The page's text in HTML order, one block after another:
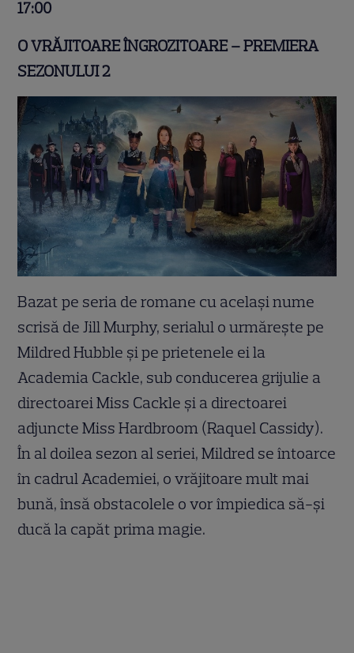
17:00
O VRĂJITOARE ÎNGROZITOARE – PREMIERA
SEZONULUI 2
Bazat pe seria de romane cu același nume
scrisă de Jill Murphy, serialul o urmărește pe
Mildred Hubble și pe prietenele ei la
Academia Cackle, sub conducerea grijulie a
directoarei Miss Cackle și a directoarei
adjuncte Miss Hardbroom (Raquel Cassidy).
În al doilea sezon al seriei, Mildred se întoarce
în cadrul Academiei, o vrăjitoare mult mai
bună, însă obstacolele o vor împiedica să-și
ducă la capăt prima magie.